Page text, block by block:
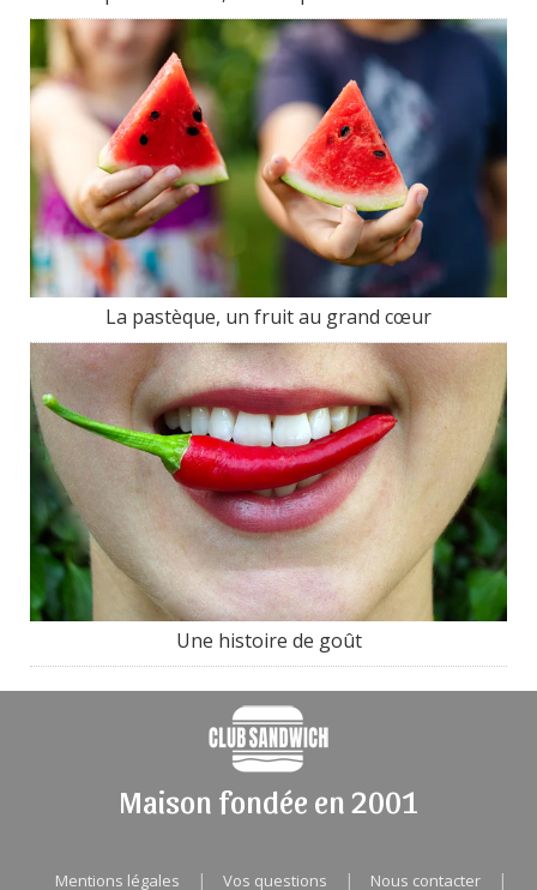
La pastèque, un fruit au grand cœur
Une histoire de goût
Maison fondée en 2001
Mentions légales | Vos questions | Nous contacter |